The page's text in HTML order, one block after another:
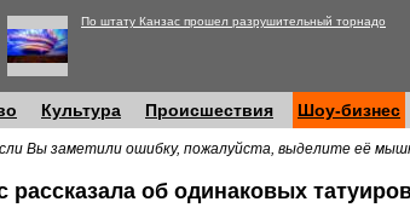
По штату Канзас прошел разрушительный торнадо
Культура Происшествия Шоу-бизнес
Вы заметили ошибку, пожалуйста, выделите её
рассказала об одинаковых